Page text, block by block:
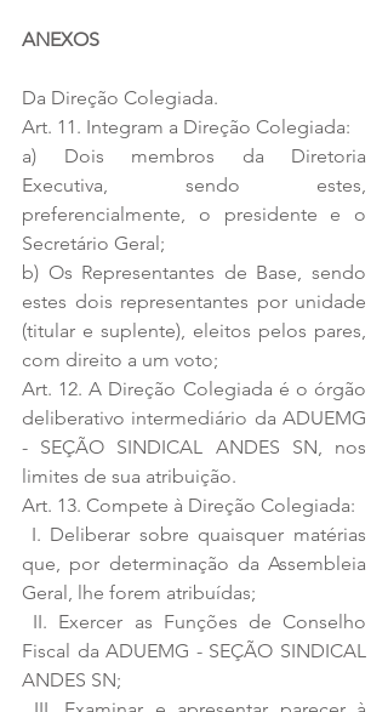
ANEXOS
Da Direção Colegiada.
Art. 11. Integram a Direção Colegiada:
a) Dois membros da Diretoria
Executiva, sendo estes,
preferencialmente, o presidente e o
Secretário Geral;
b) Os Representantes de Base, sendo
estes dois representantes por unidade
(titular e suplente), eleitos pelos pares,
com direito a um voto;
Art. 12. A Direção Colegiada é o órgão
deliberativo intermediário da ADUEMG
- SEÇÃO SINDICAL ANDES SN, nos
limites de sua atribuição.
Art. 13. Compete à Direção Colegiada:
que, por determinação da Assembleia
Geral, lhe forem atribuídas;
Fiscal da ADUEMG - SEÇÃO SINDICAL
ANDES SN;